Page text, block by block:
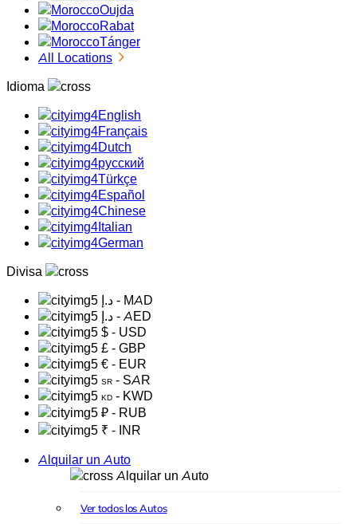
Oujda
Rabat
Tánger
All Locations
Idioma
English
Français
Dutch
русский
Türkçe
Español
Chinese
Italian
German
Divisa
د.إ - MAD
د.إ - AED
$ - USD
£ - GBP
€ - EUR
SR - SAR
KD - KWD
₽ - RUB
₹ - INR
Alquilar un Auto
Alquilar un Auto
Ver todos los Autos